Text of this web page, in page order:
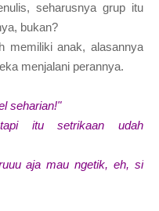
seharusnya grup itu
bukan?
memiliki anak, alasannya
menjalani perannya.
seharian!"
itu setrikaan udah
aja mau ngetik, eh, si